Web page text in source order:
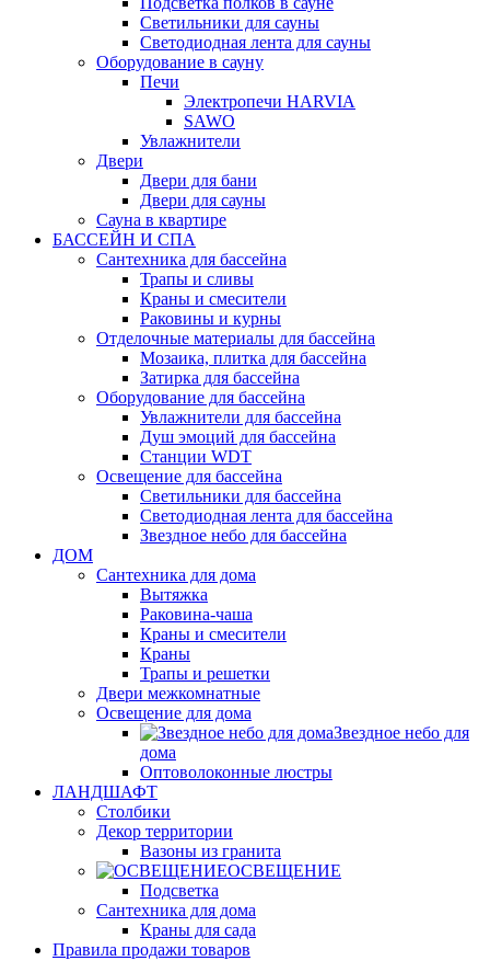
Светильники для сауны
Светодиодная лента для сауны
Оборудование в сауну
Печи
Электропечи HARVIA
SAWO
Увлажнители
Двери
Двери для бани
Двери для сауны
Сауна в квартире
БАССЕЙН И СПА
Сантехника для бассейна
Трапы и сливы
Краны и смесители
Раковины и курны
Отделочные материалы для бассейна
Мозаика, плитка для бассейна
Затирка для бассейна
Оборудование для бассейна
Увлажнители для бассейна
Душ эмоций для бассейна
Станции WDT
Освещение для бассейна
Светильники для бассейна
Светодиодная лента для бассейна
Звездное небо для бассейна
ДОМ
Сантехника для дома
Вытяжка
Раковина-чаша
Краны и смесители
Краны
Трапы и решетки
Двери межкомнатные
Освещение для дома
Звездное небо для
дома
Оптоволоконные люстры
ЛАНДШАФТ
Столбики
Декор территории
Вазоны из гранита
ОСВЕЩЕНИЕ
Подсветка
Сантехника для дома
Краны для сада
Правила продажи товаров